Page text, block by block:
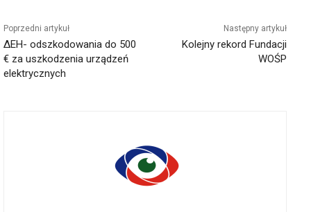
Poprzedni artykuł
ΔΕΗ- odszkodowania do 500
€ za uszkodzenia urządzeń
elektrycznych
Następny artykuł
Kolejny rekord Fundacji
WOŚP